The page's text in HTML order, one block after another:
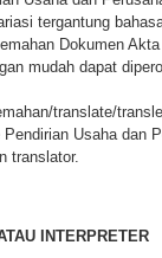
tergantung
Dokumen
mudah dapat
translate/
Usaha dan
translator.
INTERPRETER